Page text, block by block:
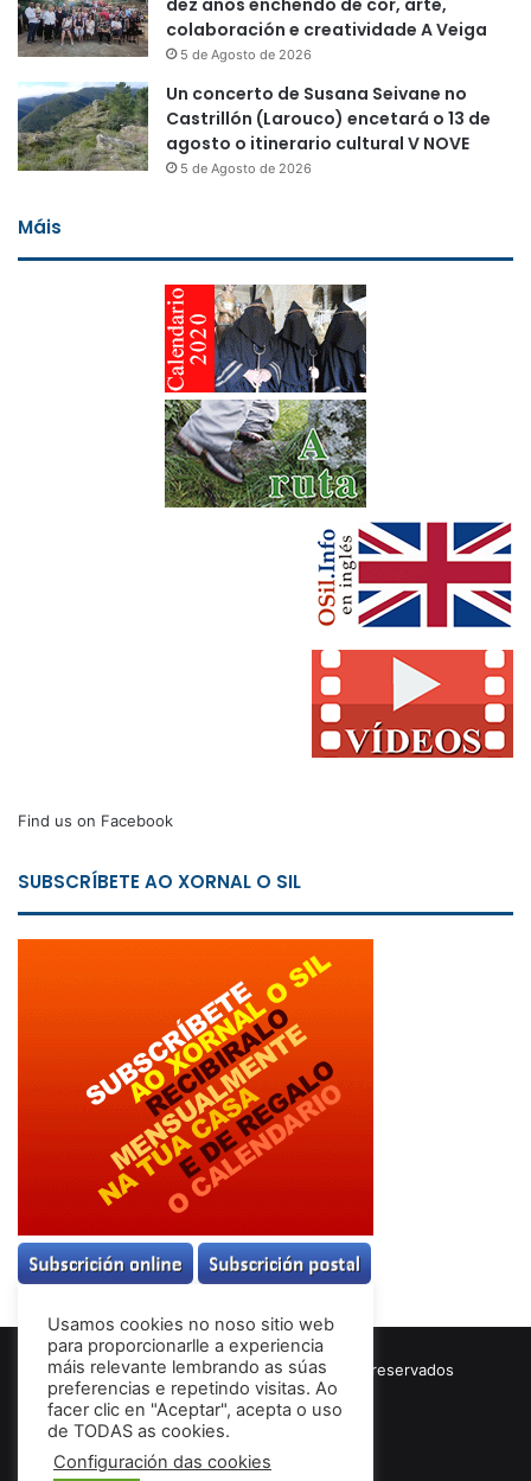
dez anos enchendo de cor, arte,
colaboración e creatividade A Veiga
5 de Agosto de 2026
Un concerto de Susana Seivane no
Castrillón (Larouco) encetará o 13 de
agosto o itinerario cultural V NOVE
5 de Agosto de 2026
Máis
Find us on Facebook
SUBSCRÍBETE AO XORNAL O SIL
© Copyright 2026, Todos los derechos reservados
Términos & Condiciones
Usamos cookies no noso sitio web
para proporcionarlle a experiencia
máis relevante lembrando as súas
preferencias e repetindo visitas. Ao
facer clic en "Aceptar", acepta o uso
de TODAS as cookies.
Configuración das cookies